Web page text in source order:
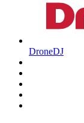
DroneDJ